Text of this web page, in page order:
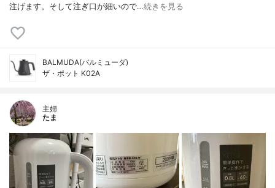
注げます。そして注ぎ口が細いので…続きを見る
BALMUDA(バルミューダ)
ザ・ポット K02A
主婦
たま